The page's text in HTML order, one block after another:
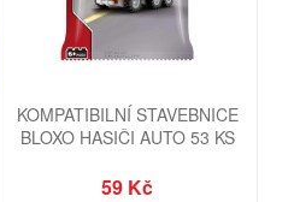
KOMPATIBILNÍ STAVEBNICE
BLOXO HASIČI AUTO 53 KS
59 Kč